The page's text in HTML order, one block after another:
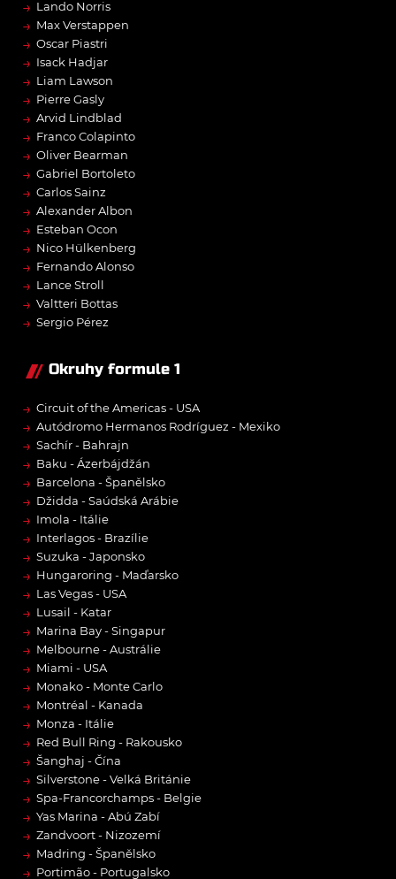
→ Lando Norris
→ Max Verstappen
→ Oscar Piastri
→ Isack Hadjar
→ Liam Lawson
→ Pierre Gasly
→ Arvid Lindblad
→ Franco Colapinto
→ Oliver Bearman
→ Gabriel Bortoleto
→ Carlos Sainz
→ Alexander Albon
→ Esteban Ocon
→ Nico Hülkenberg
→ Fernando Alonso
→ Lance Stroll
→ Valtteri Bottas
→ Sergio Pérez
Okruhy formule 1
→ Circuit of the Americas - USA
→ Autódromo Hermanos Rodríguez - Mexiko
→ Sachír - Bahrajn
→ Baku - Ázerbájdžán
→ Barcelona - Španělsko
→ Džidda - Saúdská Arábie
→ Imola - Itálie
→ Interlagos - Brazílie
→ Suzuka - Japonsko
→ Hungaroring - Maďarsko
→ Las Vegas - USA
→ Lusail - Katar
→ Marina Bay - Singapur
→ Melbourne - Austrálie
→ Miami - USA
→ Monako - Monte Carlo
→ Montréal - Kanada
→ Monza - Itálie
→ Red Bull Ring - Rakousko
→ Šanghaj - Čína
→ Silverstone - Velká Británie
→ Spa-Francorchamps - Belgie
→ Yas Marina - Abú Zabí
→ Zandvoort - Nizozemí
→ Madring - Španělsko
→ Portimão - Portugalsko